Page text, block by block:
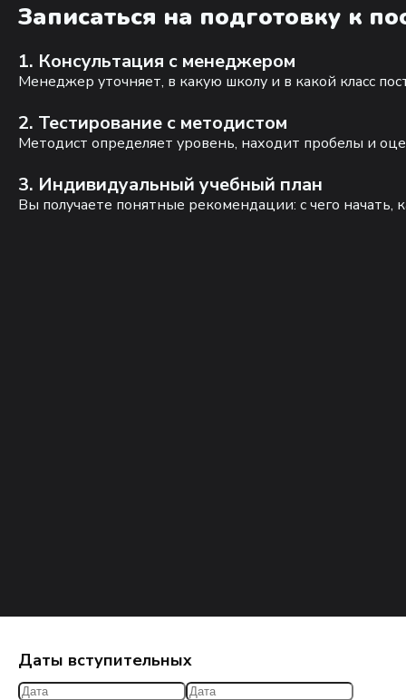
Записаться на подготовку к
1. Консультация с менеджером
Менеджер уточняет, в какую школу и в какой класс
2. Тестирование с методистом
Методист определяет уровень, находит пробелы и
3. Индивидуальный учебный план
Вы получаете понятные рекомендации: с чего начать,
Даты вступительных